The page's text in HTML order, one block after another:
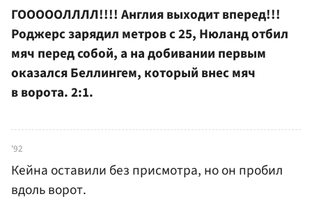
ГОООООЛЛЛЛ!!!! Англия выходит вперед!!!
Роджерс зарядил метров с 25, Нюланд отбил
мяч перед собой, а на добивании первым
оказался Беллингем, который внес мяч
в ворота. 2:1.
'92
Кейна оставили без присмотра, но он пробил
вдоль ворот.